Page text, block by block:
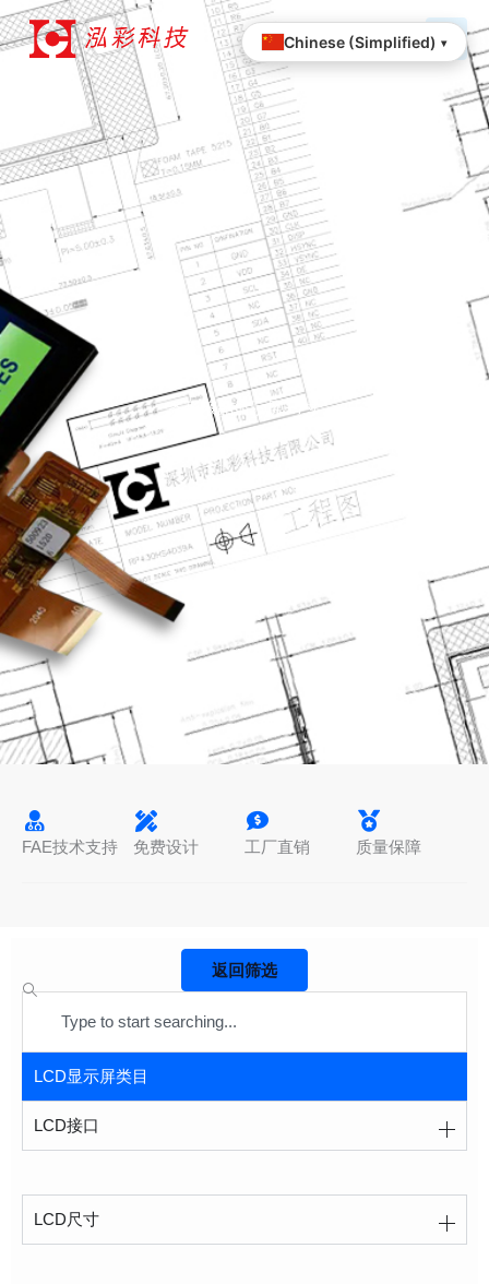
跳
至
条形液晶显示屏3.7寸
FAE技术支持 免费设计 工厂直销 质量保障
返回筛选
LCD显示屏类目
LCD接口
LCD尺寸
Chinese (Simplified) ▾